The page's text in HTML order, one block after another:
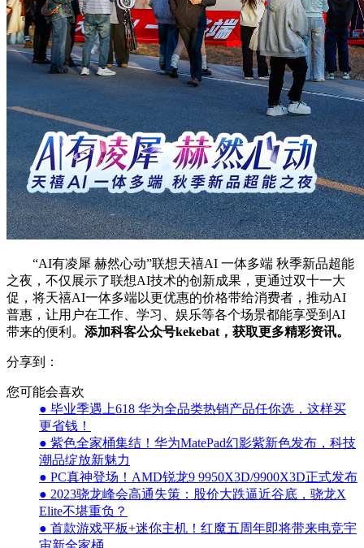
“AI有凌犀 赫然心动”联想天禧AI 一体多端 秋季新品超能
之夜，不仅展示了联想AI技术的创新成果，更通过双十一大
促，将天禧AI一体多端以更优惠的价格带给消费者，推动AI
普惠，让用户在工作、学习、娱乐等各个场景都能享受到AI
带来的便利。 添加科客公众号kekebat，获取更多精彩资讯。
分享到：
您可能会喜欢
● 毕业季遇上618 华为全品类热销产品任你选，这样买
更省钱！
● 紫色全家桶集结！华为MatePad幻影紫新色发布，科技
潮品绽放新魅力
● PC真神登场！AMD锐龙9 9950X3D/9900X3D正式发布
● 2023骁龙峰会高通失策：股价大跌逼近谷底，骁龙X
Elite不堪重负？
● 首款游戏平板+迷你主机！红魔五周年即将带来电竞宇
宙新全家桶